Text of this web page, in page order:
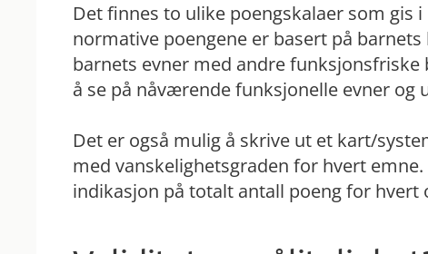
Det finnes to ulike poengskalaer som gis i
normative poengene er basert på
barnets evner med andre
å se på nåværende funksjonelle evner og
Det er også mulig å skrive ut et kart/
med vanskelighetsgraden for hvert
indikasjon på totalt antall poeng for hvert